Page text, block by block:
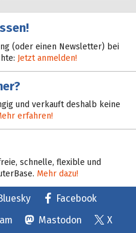
(oder einen Newsletter) bei
Jetzt anmelden!
und verkauft deshalb keine
erfahren!
schnelle, flexible und
Mehr dazu!
Facebook
Mastodon X